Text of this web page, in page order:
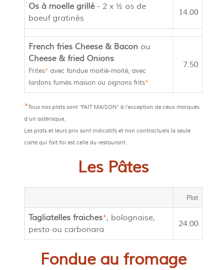
Os à moelle grillé - 2 x ½ os de
boeuf gratinés
14.00
French fries Cheese & Bacon ou
Cheese & fried Onions
Frites* avec fondue moitié-moité, avec
lardons fumés maison ou oignons frits*
7.50
*Tous nos plats sont "FAIT MAISON" à l’exception de ceux marqués
d'un astérisque.
Les plats et leurs prix sont indicatifs et non contractuels la seule
carte qui fait foi est celle du restaurant.
Les Pâtes
Plat
Tagliatelles fraiches*, bolognaise,
pesto ou carbonara
24.00
Fondue au fromage